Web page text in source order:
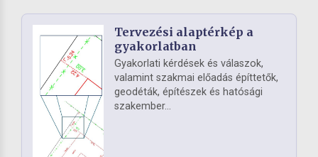
Tervezési alaptérkép a
gyakorlatban
Gyakorlati kérdések és válaszok,
valamint szakmai előadás építtetők,
geodéták, építészek és hatósági
szakember...